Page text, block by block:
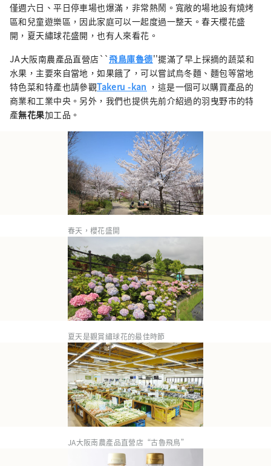
僅週六日、平日停車場也爆滿，非常熱鬧。寬敞的場地設有燒烤
區和兒童遊樂區，因此家庭可以一起度過一整天。春天櫻花盛
開，夏天繡球花盛開，也有人來看花。
JA大阪南農產品直營店``飛鳥庫魯德''擺滿了早上採摘的蔬菜和
水果，主要來自當地，如果餓了，可以嘗試烏冬麵、麵包等當地
特色菜和特產也請參觀Takeru -kan ，這是一個可以購買產品的
商業和工業中央。另外，我們也提供先前介紹過的羽曳野市的特
產無花果加工品。
春天，櫻花盛開
夏天是觀賞繡球花的最佳時節
JA大阪南農產品直營店“古魯飛鳥”